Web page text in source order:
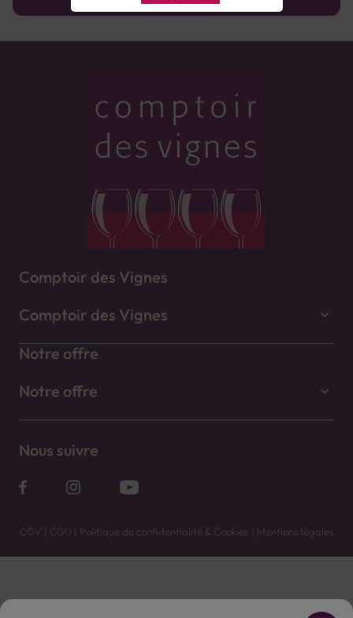
Comptoir des Vignes
Comptoir des Vignes
Notre offre
Notre offre
Nous suivre
CGV | CGU | Politique de confidentialité & Cookies | Mentions légales
Vente uniquement en caves. Contactez votre caviste pour plus de renseignements.